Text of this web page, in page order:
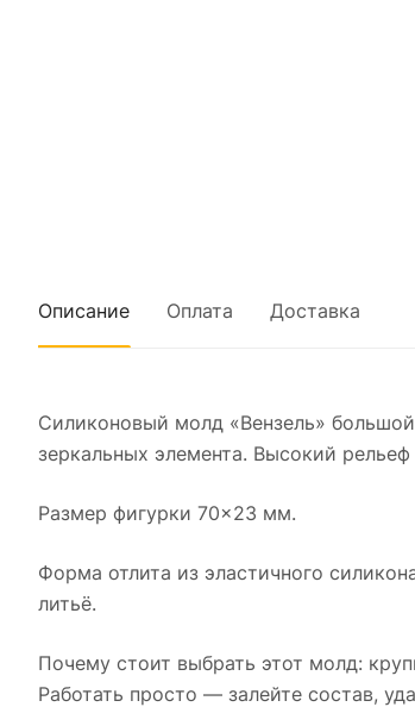
Описание Оплата Доставка
Силиконовый молд «Вензель»
зеркальных элемента. Высокий
Размер фигурки 70×23 мм.
Форма отлита из эластичного
литьё.
Почему стоит выбрать этот молд:
Работать просто — залейте состав,